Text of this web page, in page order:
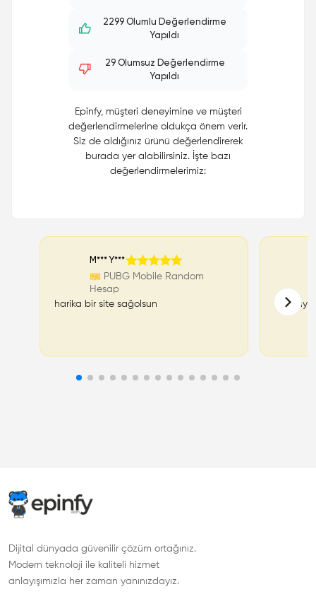
2299 Olumlu Değerlendirme
Yapıldı
29 Olumsuz Değerlendirme
Yapıldı
Epinfy, müşteri deneyimine ve müşteri
değerlendirmelerine oldukça önem verir.
Siz de aldığınız ürünü değerlendirerek
burada yer alabilirsiniz. İşte bazı
değerlendirmelerimiz:
M*** Y***
PUBG Mobile Random
Hesap
harika bir site sağolsun
80
Dijital dünyada güvenilir çözüm ortağınız.
Modern teknoloji ile kaliteli hizmet
anlayışımızla her zaman yanınızdayız.